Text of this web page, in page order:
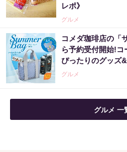
「宝くじ、運じゃ
こと”してる
PR（合同会社デジタル
レポ》
グルメ
コメダ珈琲店の「
ら予約受付開始!コ
ぴったりのグッズ
グルメ
グルメ 一